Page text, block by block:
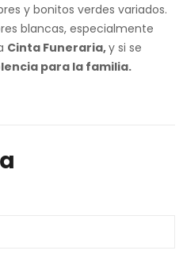
y bonitos verdes variados.
blancas, especialmente
Cinta Funeraria,y si se
para la familia.